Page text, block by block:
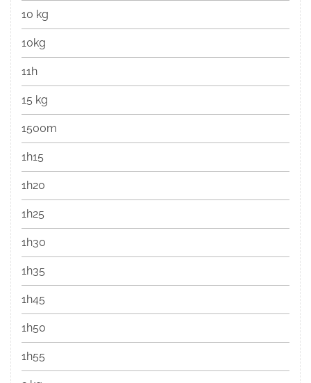
10 kg
10kg
11h
15 kg
1500m
1h15
1h20
1h25
1h30
1h35
1h45
1h50
1h55